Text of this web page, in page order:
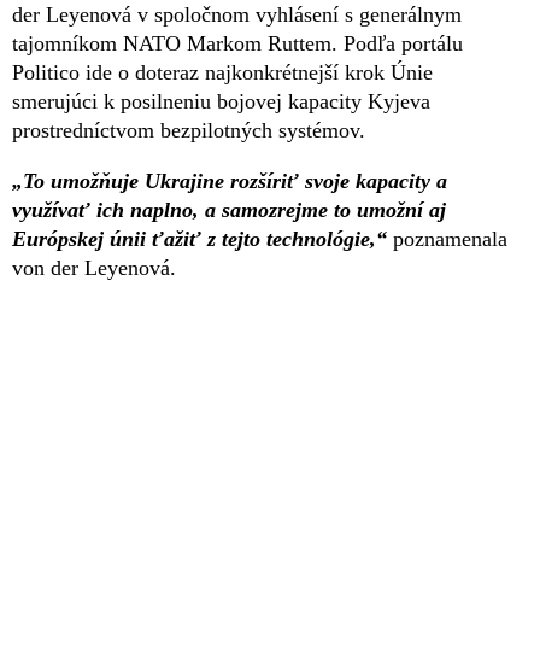
der Leyenová v spoločnom vyhlásení s generálnym
tajomníkom NATO Markom Ruttem. Podľa portálu
Politico ide o doteraz najkonkrétnejší krok Únie
smerujúci k posilneniu bojovej kapacity Kyjeva
prostredníctvom bezpilotných systémov.
„To umožňuje Ukrajine rozšíriť svoje kapacity a
využívať ich naplno, a samozrejme to umožní aj
Európskej únii ťažiť z tejto technológie,“ poznamenala
von der Leyenová.